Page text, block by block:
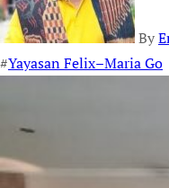
By
#Yayasan Felix–Maria Go